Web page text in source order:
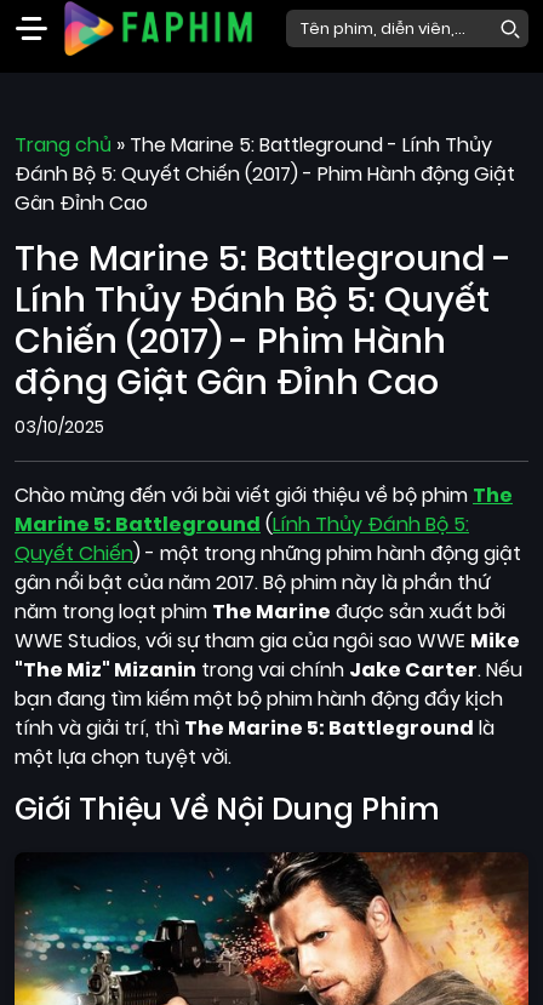
Phim
Mới
Lẻ
Phim
Bộ
Phim
Chiếu
Rạp
Thể
loại
Quốc
Gia
Blog
Bộ
sưu
tập
Trang chủ » The Marine 5: Battleground - Lính Thủy
Đánh Bộ 5: Quyết Chiến (2017) - Phim Hành động Giật
Gân Đỉnh Cao
The Marine 5: Battleground -
Lính Thủy Đánh Bộ 5: Quyết
Chiến (2017) - Phim Hành
động Giật Gân Đỉnh Cao
03/10/2025
Chào mừng đến với bài viết giới thiệu về bộ phim The
Marine 5: Battleground (Lính Thủy Đánh Bộ 5:
Quyết Chiến) - một trong những phim hành động giật
gân nổi bật của năm 2017. Bộ phim này là phần thứ
năm trong loạt phim The Marine được sản xuất bởi
WWE Studios, với sự tham gia của ngôi sao WWE Mike
"The Miz" Mizanin trong vai chính Jake Carter. Nếu
bạn đang tìm kiếm một bộ phim hành động đầy kịch
tính và giải trí, thì The Marine 5: Battleground là
một lựa chọn tuyệt vời.
Giới Thiệu Về Nội Dung Phim